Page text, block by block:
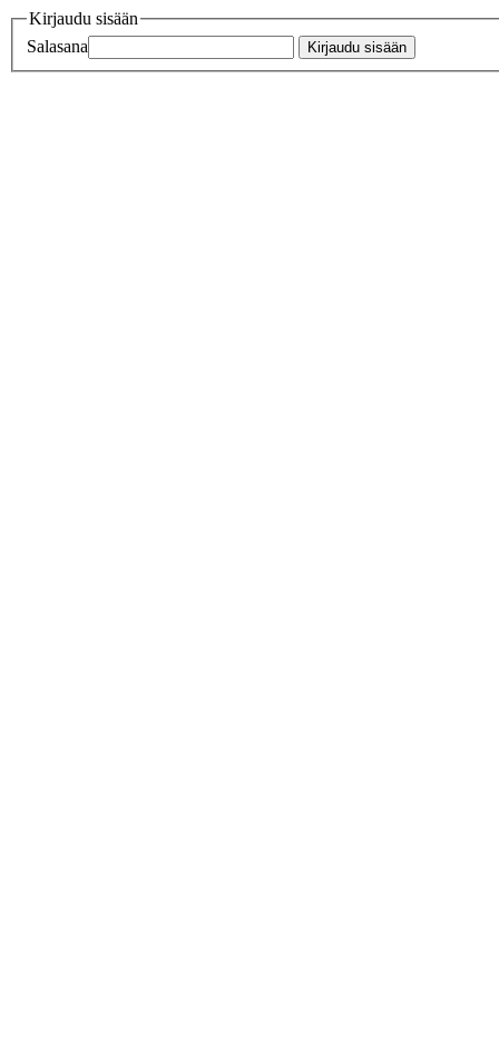
Kirjaudu sisään
Salasana